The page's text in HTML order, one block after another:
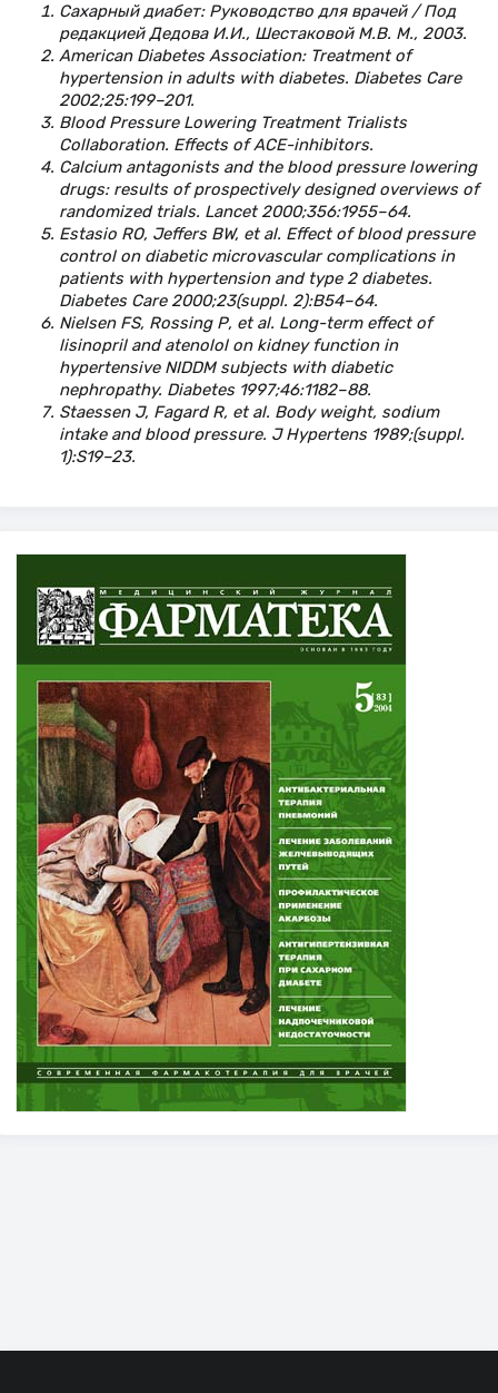
Сахарный диабет: Руководство для врачей / Под
редакцией Дедова И.И., Шестаковой М.В. М., 2003.
American Diabetes Association: Treatment of
hypertension in adults with diabetes. Diabetes Care
2002;25:199–201.
Blood Pressure Lowering Treatment Trialists
Collaboration. Effects of ACE-inhibitors.
Calcium antagonists and the blood pressure lowering
drugs: results of prospectively designed overviews of
randomized trials. Lancet 2000;356:1955–64.
Estasio RO, Jeffers BW, et al. Effect of blood pressure
control on diabetic microvascular complications in
patients with hypertension and type 2 diabetes.
Diabetes Care 2000;23(suppl. 2):B54–64.
Nielsen FS, Rossing Р, et al. Long-term effect of
lisinopril and atenolol on kidney function in
hypertensive NIDDM subjects with diabetic
nephropathy. Diabetes 1997;46:1182–88.
Staessen J, Fagard R, et al. Body weight, sodium
intake and blood pressure. J Hypertens 1989;(suppl.
1):S19–23.